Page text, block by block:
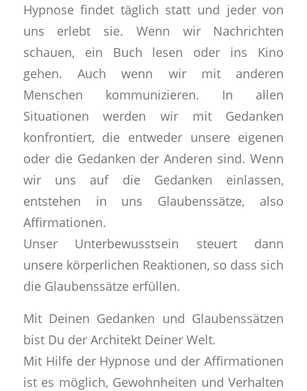
Hypnose findet täglich statt und jeder von
uns erlebt sie. Wenn wir Nachrichten
schauen, ein Buch lesen oder ins Kino
gehen. Auch wenn wir mit anderen
Menschen kommunizieren. In allen
Situationen werden wir mit Gedanken
konfrontiert, die entweder unsere eigenen
oder die Gedanken der Anderen sind. Wenn
wir uns auf die Gedanken einlassen,
entstehen in uns Glaubenssätze, also
Affirmationen.
Unser Unterbewusstsein steuert dann
unsere körperlichen Reaktionen, so dass sich
die Glaubenssätze erfüllen.
Mit Deinen Gedanken und Glaubenssätzen
bist Du der Architekt Deiner Welt.
Mit Hilfe der Hypnose und der Affirmationen
ist es möglich, Gewohnheiten und Verhalten